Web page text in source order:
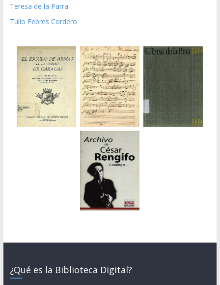
Teresa de la Parra
Tulio Febres Cordero
¿Qué es la Biblioteca Digital?